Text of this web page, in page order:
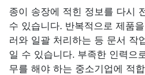
종이 송장에 적힌 정보를 다시
수 있습니다. 반복적으로 제품
러와 일괄 처리하는 등 문서 작
일 수 있습니다. 부족한 인력으
무를 해야 하는 중소기업에 적